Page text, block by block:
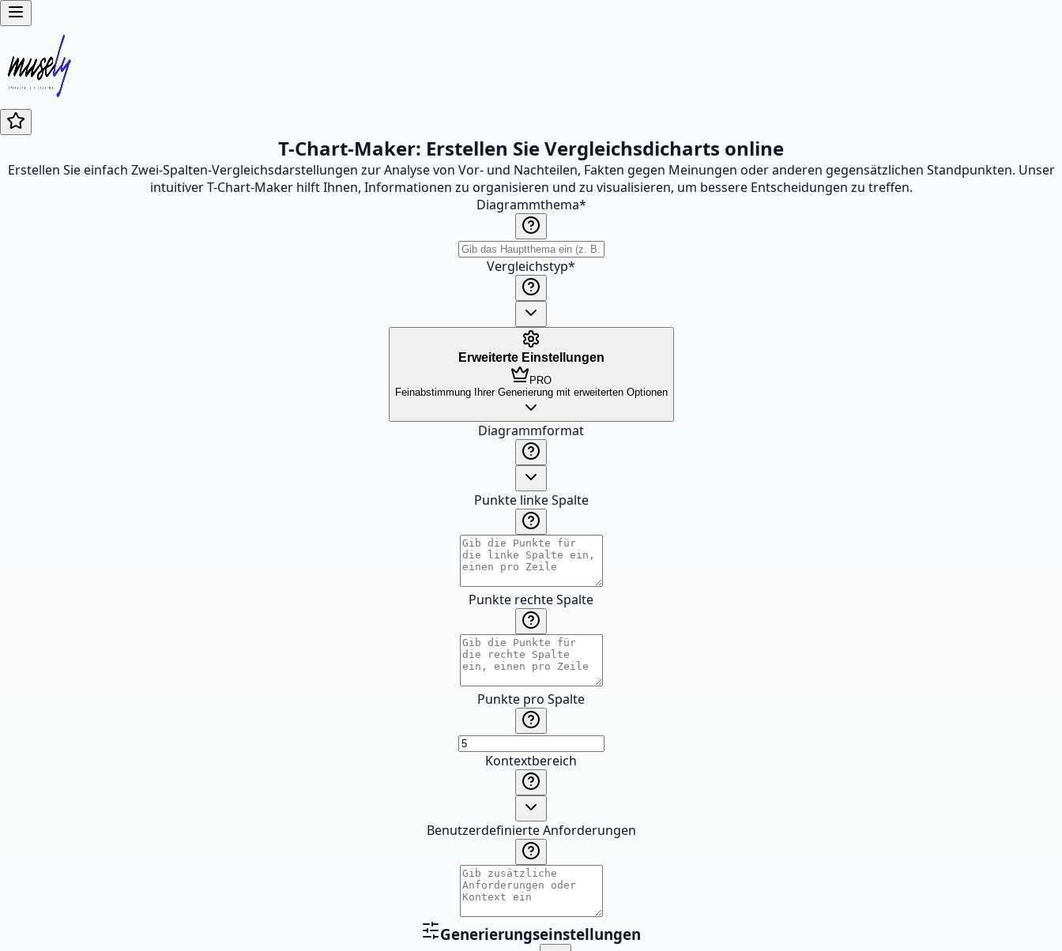
T-Chart-Maker: Erstellen Sie Vergleichsdicharts online
Erstellen Sie einfach Zwei-Spalten-Vergleichsdarstellungen zur Analyse von Vor- und Nachteilen, Fakten gegen Meinungen oder anderen gegensätzlichen Standpunkten. Unser
intuitiver T-Chart-Maker hilft Ihnen, Informationen zu organisieren und zu visualisieren, um bessere Entscheidungen zu treffen.
Diagrammthema*
Vergleichstyp*
Erweiterte Einstellungen
PRO
Feinabstimmung Ihrer Generierung mit erweiterten Optionen
Diagrammformat
Punkte linke Spalte
Punkte rechte Spalte
Punkte pro Spalte
Kontextbereich
Benutzerdefinierte Anforderungen
Generierungseinstellungen